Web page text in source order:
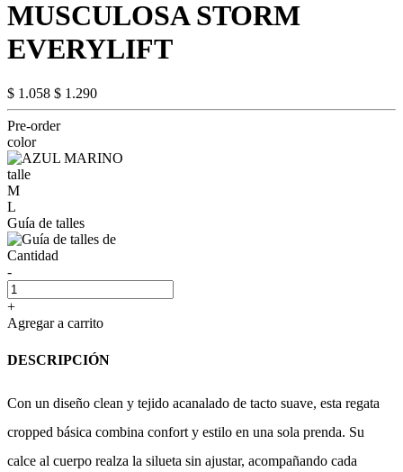
MUSCULOSA STORM
EVERYLIFT
$ 1.058 $ 1.290
Pre-order
color
talle
M
L
Guía de talles
Cantidad
-
+
Agregar a carrito
DESCRIPCIÓN
Con un diseño clean y tejido acanalado de tacto suave, esta regata
cropped básica combina confort y estilo en una sola prenda. Su
calce al cuerpo realza la silueta sin ajustar, acompañando cada